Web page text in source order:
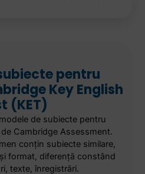
pentru
Key English
(KET)
de subiecte pentru
Cambridge Assessment.
conţin subiecte similare,
format, diferenţă constând
texte, înregistrări.